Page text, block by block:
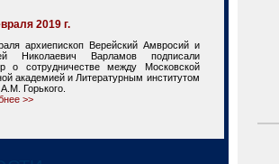
2019 г.
архиепископ Верейский Амвросий и
Николаевич Варламов подписали
о сотрудничестве между Московской
академией и Литературным институтом
Горького.
>>